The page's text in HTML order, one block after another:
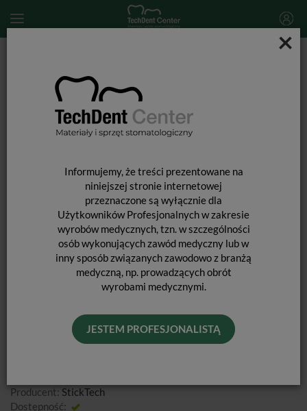
×
Informujemy, że treści prezentowane na
niniejszej stronie internetowej
przeznaczone są wyłącznie dla
Użytkowników Profesjonalnych w zakresie
wyrobów medycznych, tzn. w szczególności
osób wykonujących zawód medyczny lub w
inny sposób związanych zawodowo z branżą
medyczną, np. prowadzących obrót
wyrobami medycznymi.
JESTEM PROFESJONALISTĄ
OKOŁOMIAZGOWE
Wkłady koronowo-korzeniowe
EVERSTICK POST / UZUP. 5SZT.
Producent: StickTech
Dostępność: